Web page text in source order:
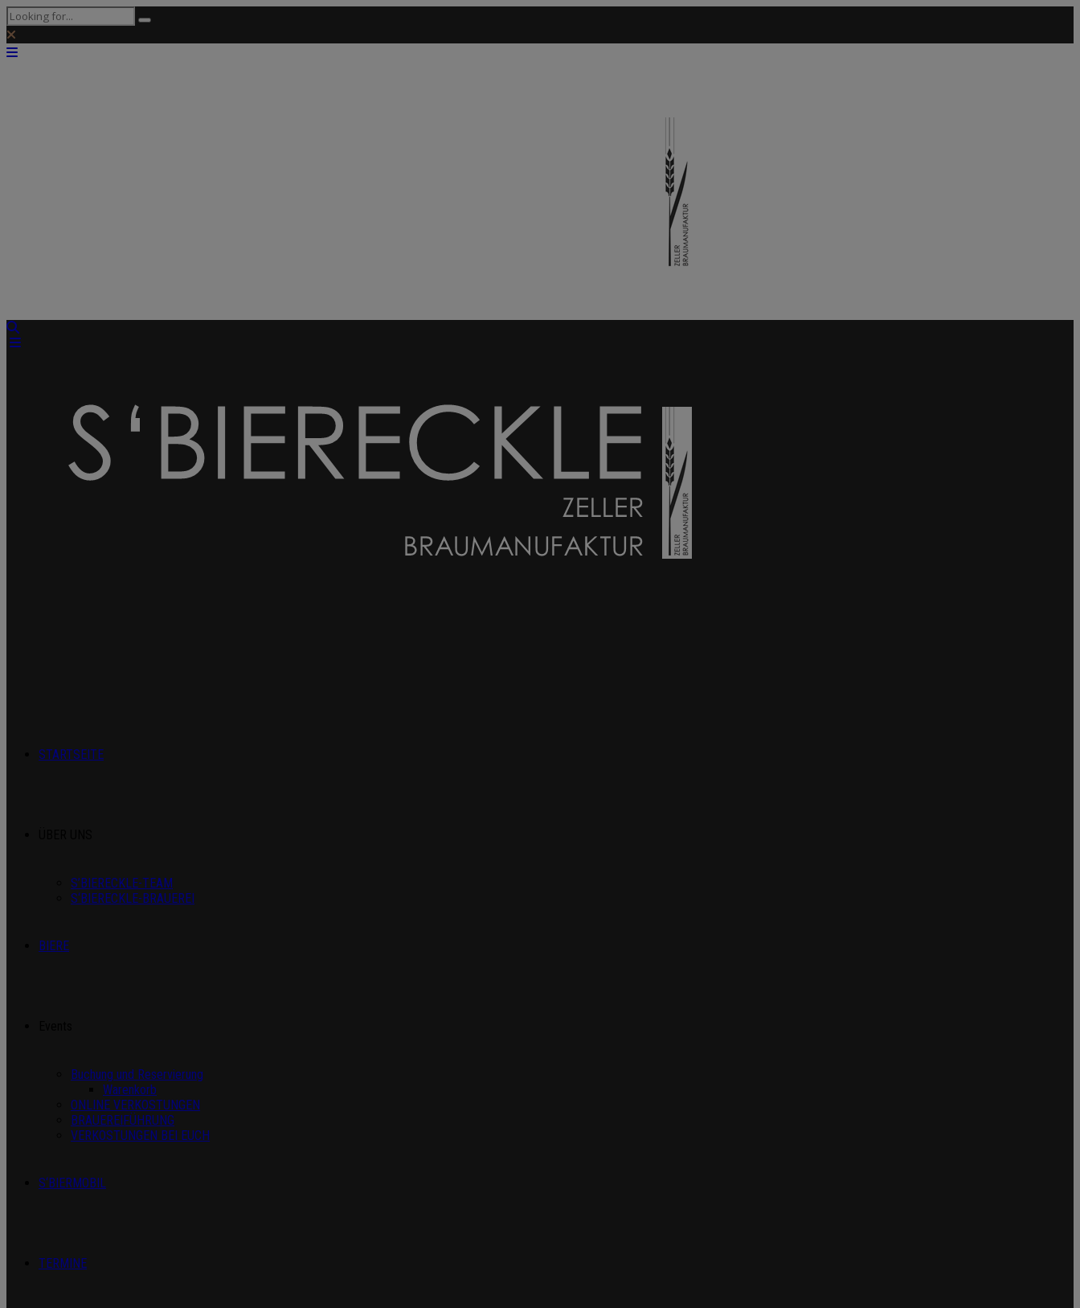
STARTSEITE
S’BIERECKLE-TEAM
S‘BIERECKLE-BRAUEREI
BIERE
Buchung und Reservierung
Warenkorb
ONLINE VERKOSTUNGEN
BRAUEREIFÜHRUNG
VERKOSTUNGEN BEI EUCH
S‘BIERMOBIL
TERMINE